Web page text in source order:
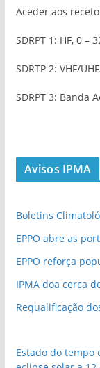
Aceder aos
SDRPT 1: HF, 0 –
SDRTP 2: VHF/
SDRPT 3: Banda
Avisos IPMA
Boletins
EPPO abre as
EPPO reforça
IPMA doa cerca
Requalificação
Estado do tempo